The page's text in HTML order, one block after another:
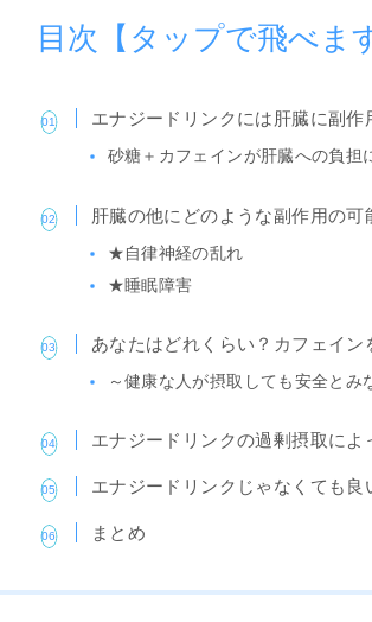
目次【タップで飛べま
エナジードリンクには肝臓に副作
砂糖＋カフェインが肝臓への負担
肝臓の他にどのような副作用の可
★自律神経の乱れ
★睡眠障害
あなたはどれくらい？カフェイン
～健康な人が摂取しても安全とみ
エナジードリンクの過剰摂取によ
エナジードリンクじゃなくても良
まとめ